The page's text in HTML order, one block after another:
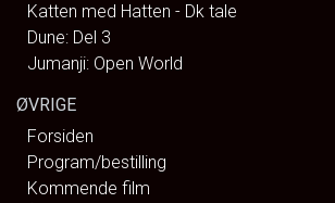
Katten med Hatten - Dk tale
Dune: Del 3
Jumanji: Open World
ØVRIGE
Forsiden
Program/bestilling
Kommende film